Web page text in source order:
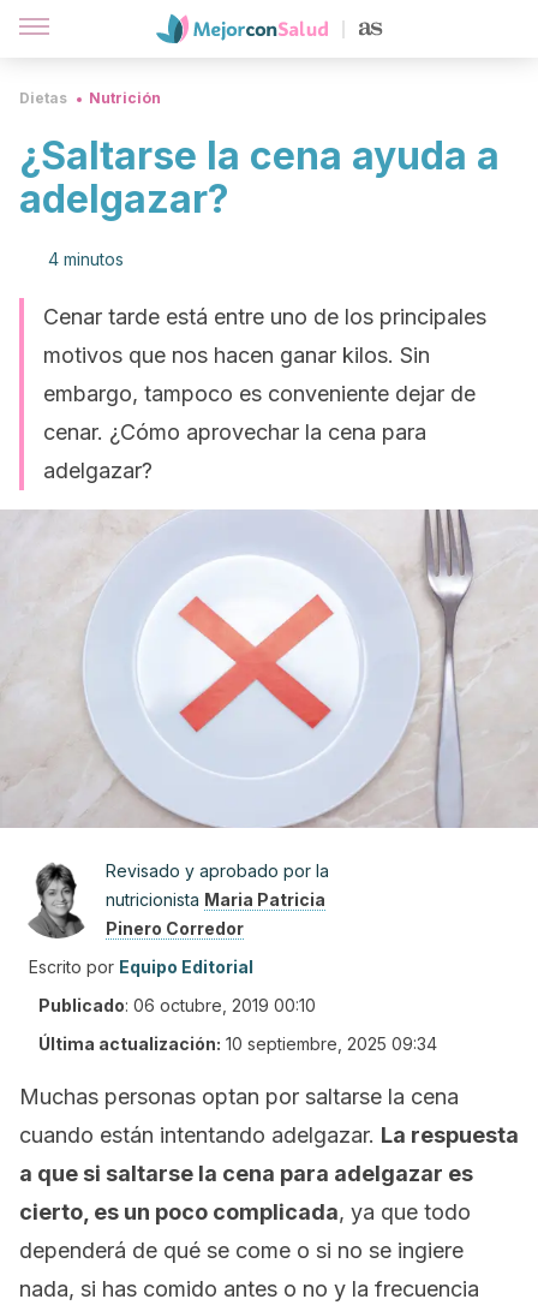
Dietas Nutrición
¿Saltarse la cena ayuda a
adelgazar?
4 minutos
Cenar tarde está entre uno de los principales
motivos que nos hacen ganar kilos. Sin
embargo, tampoco es conveniente dejar de
cenar. ¿Cómo aprovechar la cena para
adelgazar?
Revisado y aprobado por la
nutricionista Maria Patricia
Pinero Corredor
Escrito por Equipo Editorial
Publicado: 06 octubre, 2019 00:10
Última actualización: 10 septiembre, 2025 09:34
Muchas personas optan por saltarse la cena
cuando están intentando adelgazar. La respuesta
a que si saltarse la cena para adelgazar es
cierto, es un poco complicada, ya que todo
dependerá de qué se come o si no se ingiere
nada, si has comido antes o no y la frecuencia